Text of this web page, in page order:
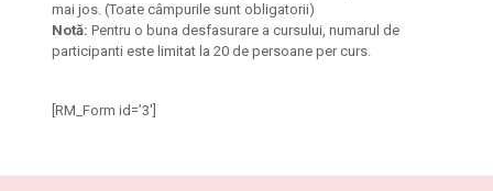
mai jos. (Toate câmpurile sunt obligatorii)
Notă: Pentru o buna desfasurare a cursului, numarul de
participanti este limitat la 20 de persoane per curs.
[RM_Form id=’3′]